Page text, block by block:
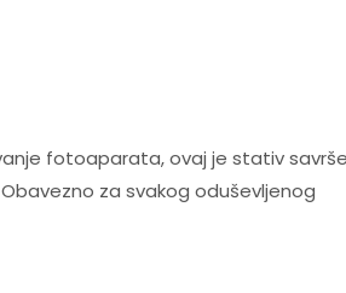
fotoaparata, ovaj je stativ
za svakog oduševljenog